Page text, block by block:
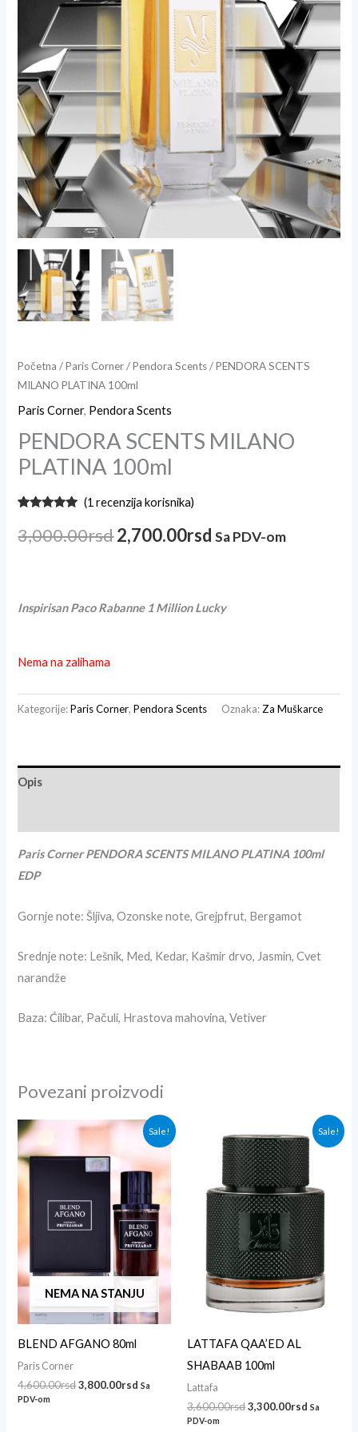
Početna /Paris Corner/Pendora Scents/ PENDORA SCENTS
MILANO PLATINA 100ml
Paris Corner, Pendora Scents
PENDORA SCENTS MILANO
PLATINA 100ml
5.00od 5
na osnovu
(1 recenzija korisnika)
3,000.00rsd2,700.00rsd Sa PDV-om
Inspirisan Paco Rabanne 1 Million Lucky
Nema na zalihama
Kategorije:Paris Corner,Pendora Scents Oznaka:Za Muškarce
Opis
Paris Corner PENDORA SCENTS MILANO PLATINA 100ml
EDP
Gornje note: Šljiva, Ozonske note, Grejpfrut, Bergamot
Srednje note: Lešnik, Med, Kedar, Kašmir drvo, Jasmin, Cvet
narandže
Baza: Ćilibar, Pačuli, Hrastova mahovina, Vetiver
Povezani proizvodi
Sale!
NEMA NA STANJU
BLEND AFGANO 80ml
Paris Corner
4,600.00rsd
Originalna
bila:
4,600.00rsd.
3,800.00rsd
Trenutna
cena
3,800.00rsd.
Sa
PDV-om
Sale!
LATTAFA QAA’ED AL
SHABAAB 100ml
Lattafa
3,600.00rsd
cena
je
bila:
3,600.00rsd.
3,300.00rsd
Trenutna
cena
je:
Sa
PDV-om